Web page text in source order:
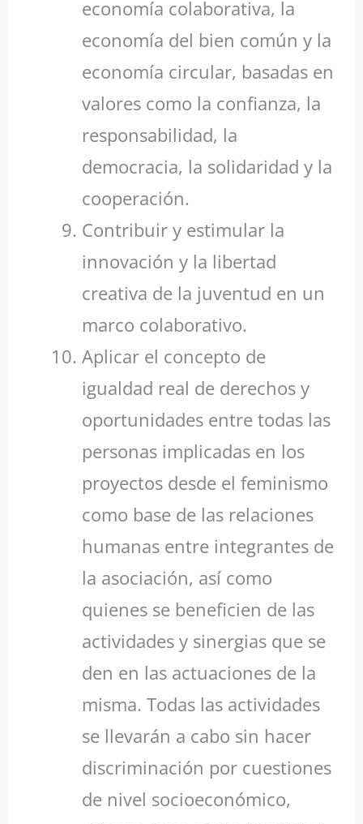
economía colaborativa, la
economía del bien común y la
economía circular, basadas en
valores como la confianza, la
responsabilidad, la
democracia, la solidaridad y la
cooperación.
Contribuir y estimular la
innovación y la libertad
creativa de la juventud en un
marco colaborativo.
Aplicar el concepto de
igualdad real de derechos y
oportunidades entre todas las
personas implicadas en los
proyectos desde el feminismo
como base de las relaciones
humanas entre integrantes de
la asociación, así como
quienes se beneficien de las
actividades y sinergias que se
den en las actuaciones de la
misma. Todas las actividades
se llevarán a cabo sin hacer
discriminación por cuestiones
de nivel socioeconómico,